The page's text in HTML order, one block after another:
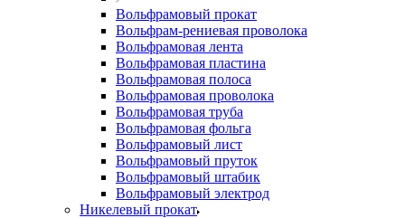
Вольфрамовый прокат
Вольфрам-рениевая проволока
Вольфрамовая лента
Вольфрамовая пластина
Вольфрамовая полоса
Вольфрамовая проволока
Вольфрамовая труба
Вольфрамовая фольга
Вольфрамовый лист
Вольфрамовый пруток
Вольфрамовый штабик
Вольфрамовый электрод
Никелевый прокат